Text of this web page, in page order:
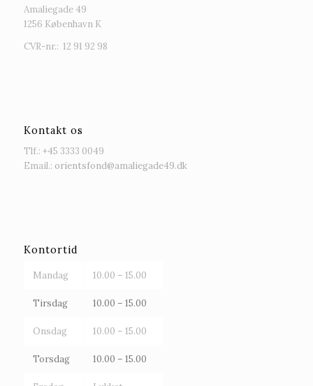
Amaliegade 49
1256 København K
CVR-nr.: 12 91 92 98
Kontakt os
Tlf.: +45 3333 0049
Email.: orientsfond@amaliegade49.dk
Kontortid
Mandag 10.00 – 15.00
Tirsdag 10.00 – 15.00
Onsdag 10.00 – 15.00
Torsdag 10.00 – 15.00